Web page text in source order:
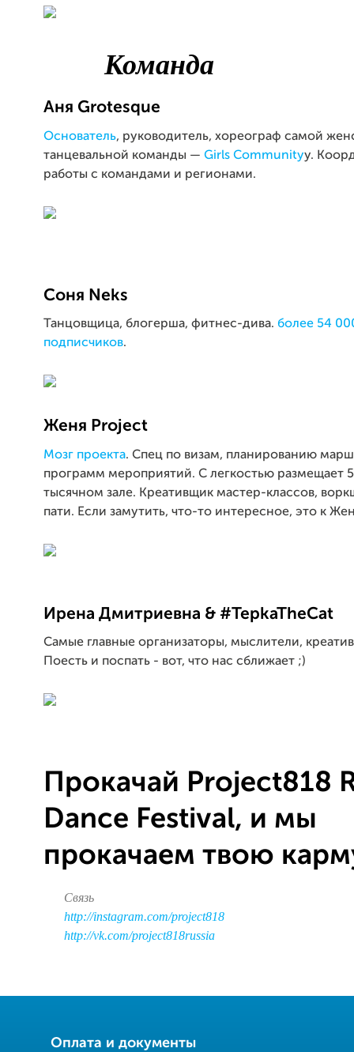
Командa
Аня Grotesque
Основатель, руководитель, хореограф самой
танцевальной команды — Girls Communityy.
работы с командами и регионами.
Соня Neks
Танцовщица, блогерша, фитнес-дива. более 54
подписчиков.
Женя Project
Мозг проекта. Спец по визам, планированию
программ мероприятий. С легкостью размещает
тысячном зале. Креативщик мастер-классов,
пати. Если замутить, что-то интересное, это к
Ирена Дмитриевна & #TepkaTheCat
Самые главные организаторы, мыслители,
Поесть и поспать - вот, что нас сближает ;)
Прокачай Project818
Dance Festival, и мы
прокачаем твою
Связь
http://instagram.com/project818
http://vk.com/project818russia
Оплата и документы